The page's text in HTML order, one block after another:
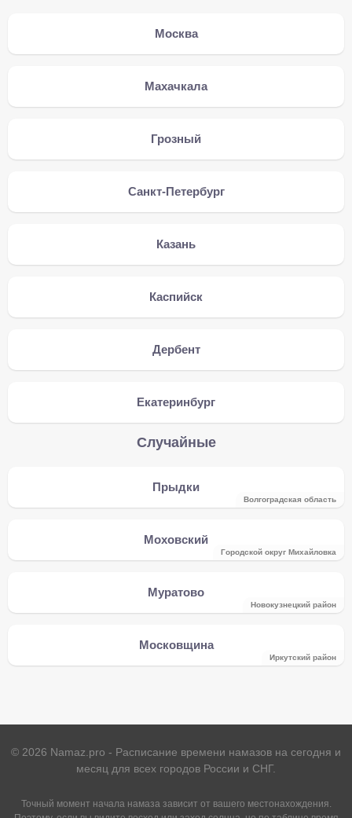
Москва
Махачкала
Грозный
Санкт-Петербург
Казань
Каспийск
Дербент
Екатеринбург
Случайные
Прыдки
Волгоградская область
Моховский
Городской округ Михайловка
Муратово
Новокузнецкий район
Московщина
Иркутский район
© 2026 Namaz.pro - Расписание времени намазов на сегодня и
месяц для всех городов России и СНГ.
Точный момент начала намаза зависит от вашего местонахождения.